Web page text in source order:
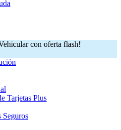
con oferta flash!
Tarjetas Plus
Seguros